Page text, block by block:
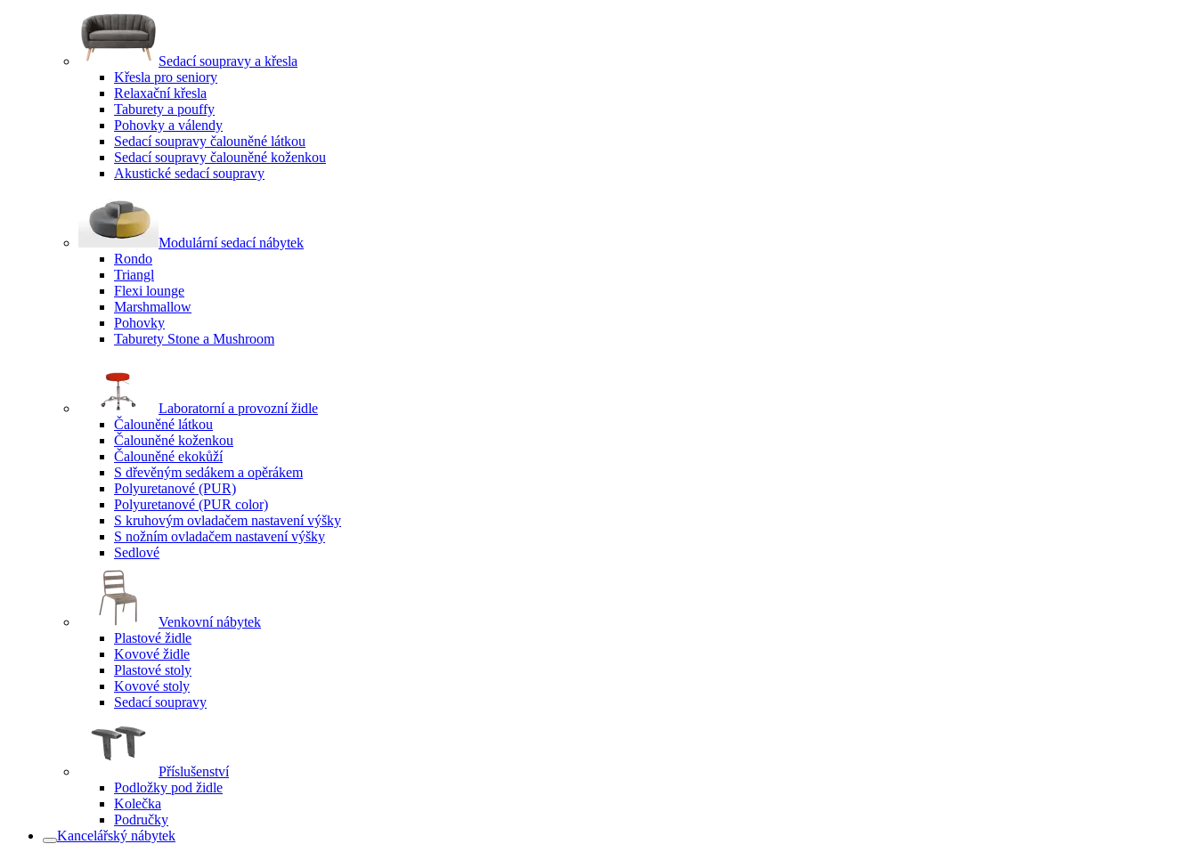
Sedací soupravy a křesla
Křesla pro seniory
Relaxační křesla
Taburety a pouffy
Pohovky a válendy
Sedací soupravy čalouněné látkou
Sedací soupravy čalouněné koženkou
Akustické sedací soupravy
Modulární sedací nábytek
Rondo
Triangl
Flexi lounge
Marshmallow
Pohovky
Taburety Stone a Mushroom
Laboratorní a provozní židle
Čalouněné látkou
Čalouněné koženkou
Čalouněné ekokůží
S dřevěným sedákem a opěrákem
Polyuretanové (PUR)
Polyuretanové (PUR color)
S kruhovým ovladačem nastavení výšky
S nožním ovladačem nastavení výšky
Sedlové
Venkovní nábytek
Plastové židle
Kovové židle
Plastové stoly
Kovové stoly
Sedací soupravy
Příslušenství
Podložky pod židle
Kolečka
Područky
Kancelářský nábytek